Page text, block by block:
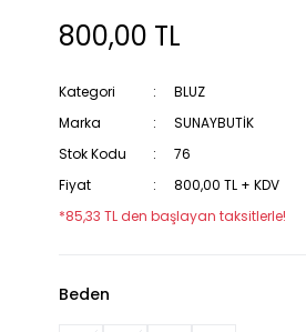
800,00 TL
Kategori
BLUZ
Marka
SUNAYBUTİK
Stok Kodu
76
Fiyat
800,00 TL + KDV
*85,33 TL den başlayan taksitlerle!
Beden